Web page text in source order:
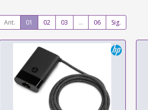
Ant. 01 02 03 ... 06 Sig.